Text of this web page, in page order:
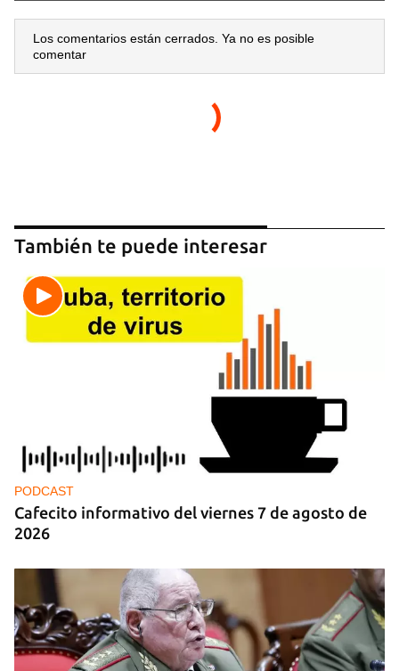
Los comentarios están cerrados. Ya no es posible
comentar
También te puede interesar
PODCAST
Cafecito informativo del viernes 7 de agosto de
2026